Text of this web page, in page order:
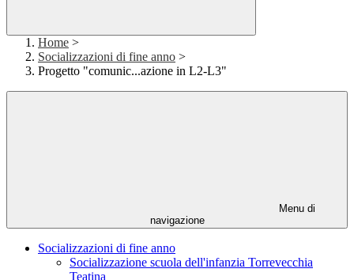
Home >
Socializzazioni di fine anno >
Progetto "comunic...azione in L2-L3"
Menu di
navigazione
Socializzazioni di fine anno
Socializzazione scuola dell'infanzia Torrevecchia
Teatina